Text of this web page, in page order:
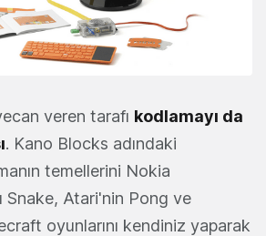
veren tarafı kodlamayı da
. Kano Blocks adındaki
temellerini Nokia
Snake, Atari'nin Pong ve
oyunlarını kendiniz yaparak